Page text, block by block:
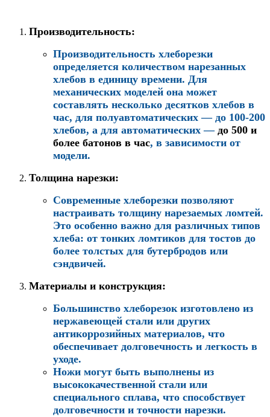
Производительность:
Производительность хлеборезки
определяется количеством нарезанных
хлебов в единицу времени. Для
механических моделей она может
составлять несколько десятков хлебов в
час, для полуавтоматических — до 100-200
хлебов, а для автоматических — до 500 и
более батонов в час, в зависимости от
модели.
Толщина нарезки:
Современные хлеборезки позволяют
настраивать толщину нарезаемых ломтей.
Это особенно важно для различных типов
хлеба: от тонких ломтиков для тостов до
более толстых для бутербродов или
сэндвичей.
Материалы и конструкция:
Большинство хлеборезок изготовлено из
нержавеющей стали или других
антикоррозийных материалов, что
обеспечивает долговечность и легкость в
уходе.
Ножи могут быть выполнены из
высококачественной стали или
специального сплава, что способствует
долговечности и точности нарезки.